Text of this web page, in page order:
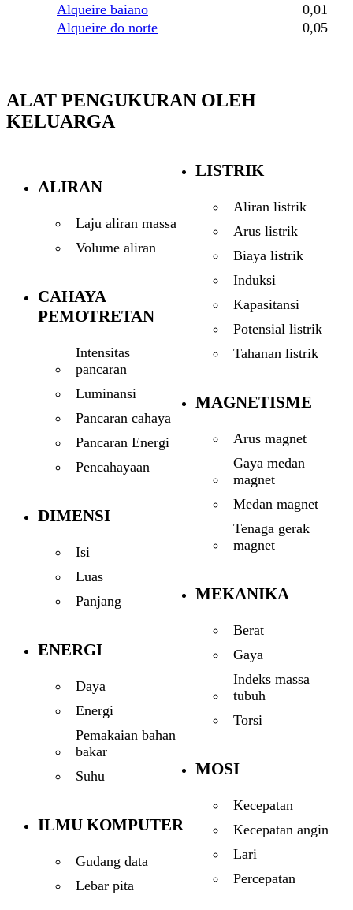
Alqueire baiano
0,01
Alqueire do norte
0,05
ALAT PENGUKURAN OLEH
KELUARGA
ALIRAN
Laju aliran massa
Volume aliran
CAHAYA
PEMOTRETAN
Intensitas
pancaran
Luminansi
Pancaran cahaya
Pancaran Energi
Pencahayaan
DIMENSI
Isi
Luas
Panjang
ENERGI
Daya
Energi
Pemakaian bahan
bakar
Suhu
ILMU KOMPUTER
Gudang data
Lebar pita
LISTRIK
Aliran listrik
Arus listrik
Biaya listrik
Induksi
Kapasitansi
Potensial listrik
Tahanan listrik
MAGNETISME
Arus magnet
Gaya medan
magnet
Medan magnet
Tenaga gerak
magnet
MEKANIKA
Berat
Gaya
Indeks massa
tubuh
Torsi
MOSI
Kecepatan
Kecepatan angin
Lari
Percepatan